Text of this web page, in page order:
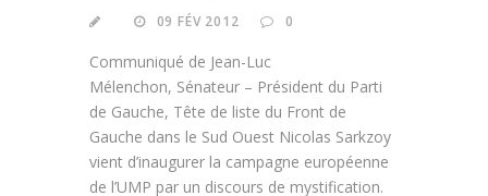
09 FÉV 2012 0
Communiqué de Jean-Luc
Mélenchon, Sénateur – Président du Parti
de Gauche, Tête de liste du Front de
Gauche dans le Sud Ouest Nicolas Sarkzoy
vient d’inaugurer la campagne européenne
de l’UMP par un discours de mystification.